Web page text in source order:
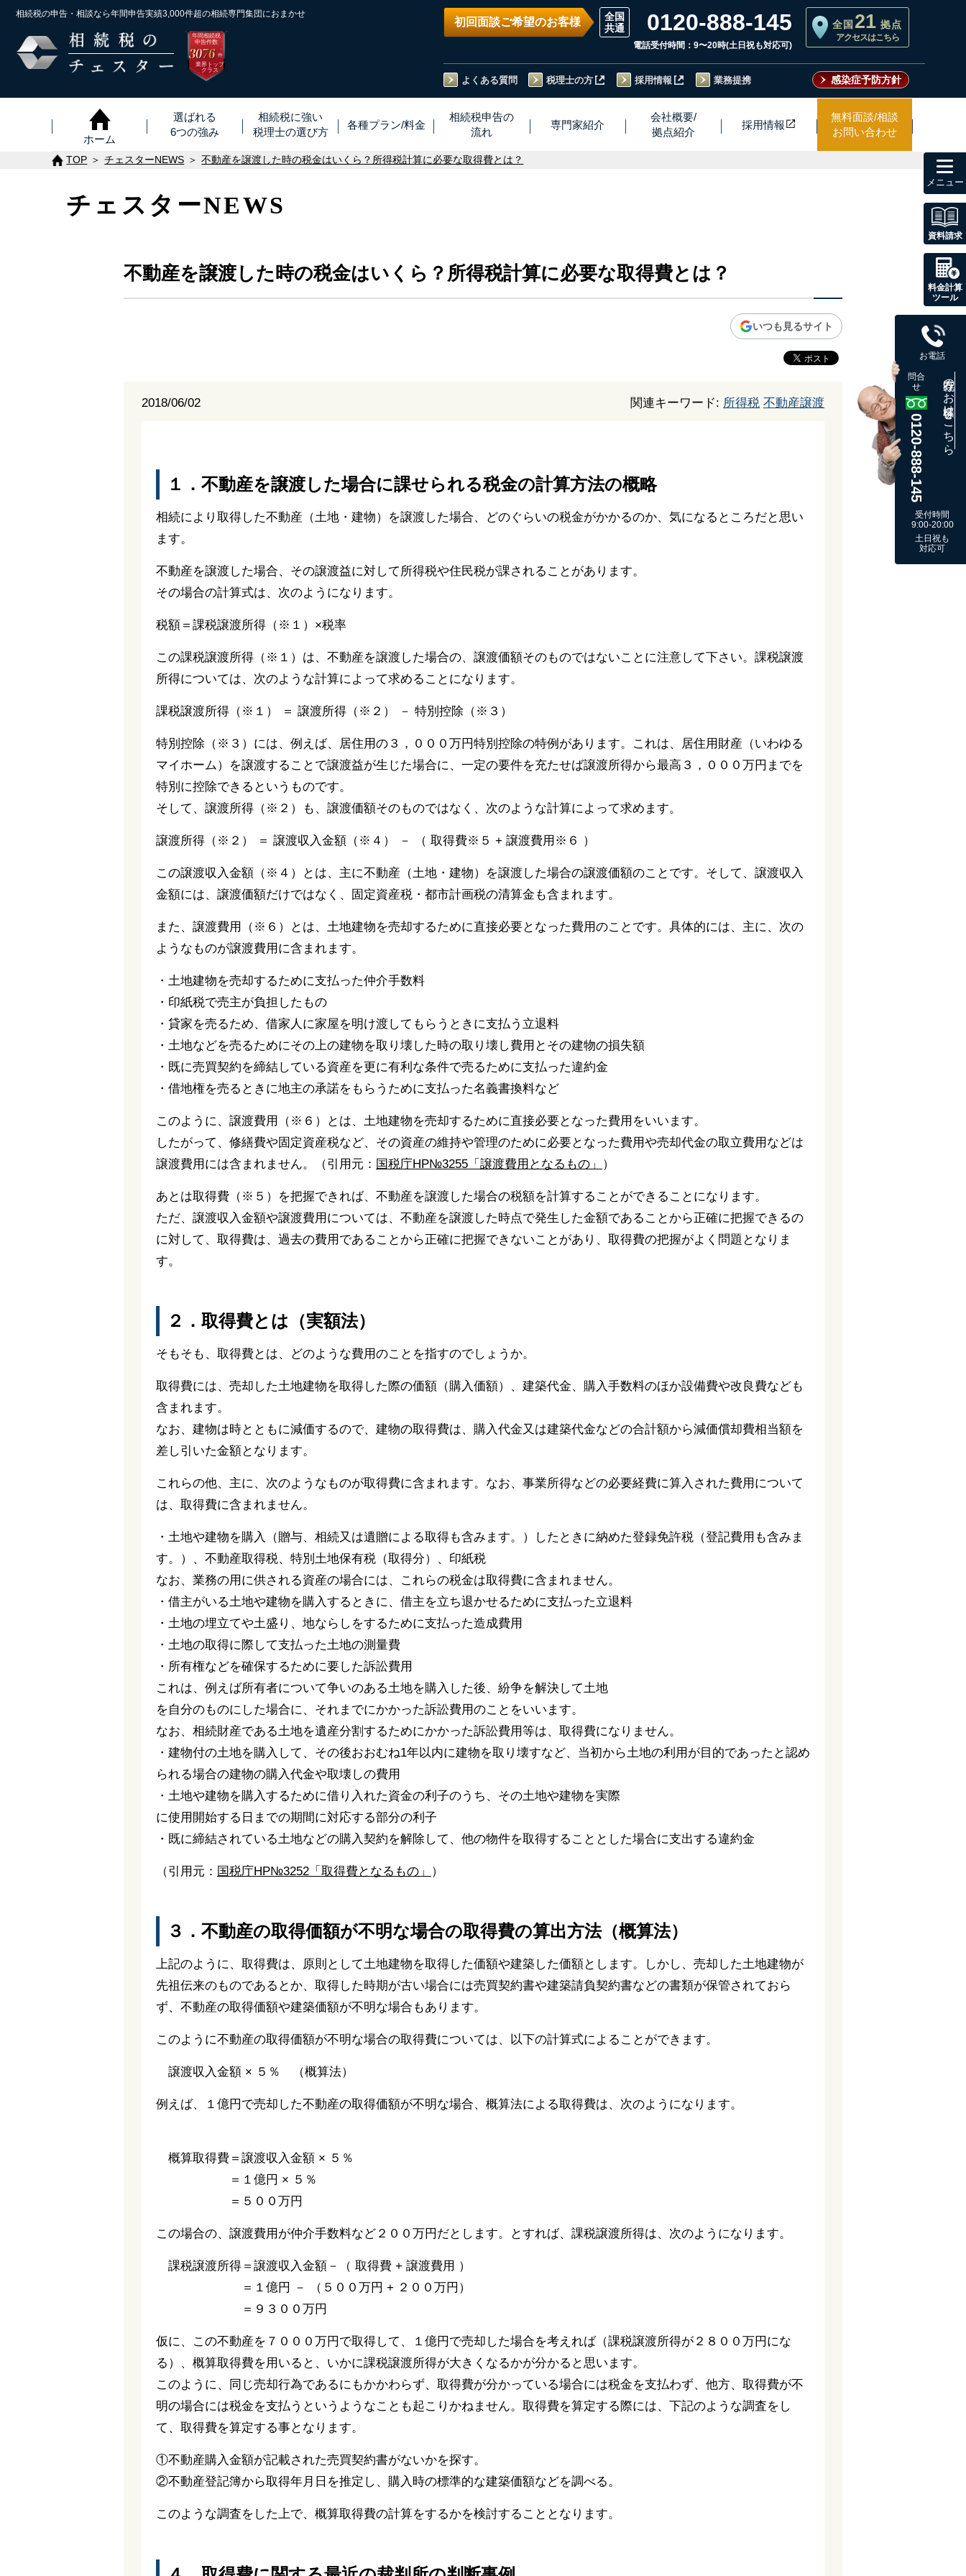
相続税の申告・相談なら年間申告実績3,000件超の相続専門集団におまかせ
年間相続税
申告件数
3076 ※
件
業界トップ
クラス
初回面談ご希望のお客様 0120-888-145
電話受付時間：9〜20時(土日祝も対応可)
全国 21 拠点
アクセスはこちら
よくある質問 税理士の方 採用情報 業務提携 感染症予防方針
ホーム
選ばれる
6つの強み
相続税に強い
税理士の選び方
各種プラン/料金
相続税申告の
流れ
専門家紹介
会社概要/
拠点紹介
採用情報
無料面談/相談
お問い合わせ
TOP チェスターNEWS 不動産を譲渡した時の税金はいくら？所得税計算に必要な取得費とは？
チェスターNEWS
不動産を譲渡した時の税金はいくら？所得税計算に必要な取得費とは？
いつも見るサイト
2018/06/02 関連キーワード: 所得税 不動産譲渡
１．不動産を譲渡した場合に課せられる税金の計算方法の概略
相続により取得した不動産（土地・建物）を譲渡した場合、どのぐらいの税金がかかるのか、気になるところだと思い
ます。
不動産を譲渡した場合、その譲渡益に対して所得税や住民税が課されることがあります。
その場合の計算式は、次のようになります。
税額＝課税譲渡所得（※１）×税率
この課税譲渡所得（※１）は、不動産を譲渡した場合の、譲渡価額そのものではないことに注意して下さい。課税譲渡
所得については、次のような計算によって求めることになります。
課税譲渡所得（※１） ＝ 譲渡所得（※２） － 特別控除（※３）
特別控除（※３）には、例えば、居住用の３，０００万円特別控除の特例があります。これは、居住用財産（いわゆる
マイホーム）を譲渡することで譲渡益が生じた場合に、一定の要件を充たせば譲渡所得から最高３，０００万円までを
特別に控除できるというものです。
そして、譲渡所得（※２）も、譲渡価額そのものではなく、次のような計算によって求めます。
譲渡所得（※２） ＝ 譲渡収入金額（※４） － （ 取得費※５ + 譲渡費用※６ ）
この譲渡収入金額（※４）とは、主に不動産（土地・建物）を譲渡した場合の譲渡価額のことです。そして、譲渡収入
金額には、譲渡価額だけではなく、固定資産税・都市計画税の清算金も含まれます。
また、譲渡費用（※６）とは、土地建物を売却するために直接必要となった費用のことです。具体的には、主に、次の
ようなものが譲渡費用に含まれます。
・土地建物を売却するために支払った仲介手数料
・印紙税で売主が負担したもの
・貸家を売るため、借家人に家屋を明け渡してもらうときに支払う立退料
・土地などを売るためにその上の建物を取り壊した時の取り壊し費用とその建物の損失額
・既に売買契約を締結している資産を更に有利な条件で売るために支払った違約金
・借地権を売るときに地主の承諾をもらうために支払った名義書換料など
このように、譲渡費用（※６）とは、土地建物を売却するために直接必要となった費用をいいます。
したがって、修繕費や固定資産税など、その資産の維持や管理のために必要となった費用や売却代金の取立費用などは
譲渡費用には含まれません。（引用元： 国税庁HP№3255「譲渡費用となるもの」 ）
あとは取得費（※５）を把握できれば、不動産を譲渡した場合の税額を計算することができることになります。
ただ、譲渡収入金額や譲渡費用については、不動産を譲渡した時点で発生した金額であることから正確に把握できるの
に対して、取得費は、過去の費用であることから正確に把握できないことがあり、取得費の把握がよく問題となりま
す。
２．取得費とは（実額法）
そもそも、取得費とは、どのような費用のことを指すのでしょうか。
取得費には、売却した土地建物を取得した際の価額（購入価額）、建築代金、購入手数料のほか設備費や改良費なども
含まれます。
なお、建物は時とともに減価するので、建物の取得費は、購入代金又は建築代金などの合計額から減価償却費相当額を
差し引いた金額となります。
これらの他、主に、次のようなものが取得費に含まれます。なお、事業所得などの必要経費に算入された費用について
は、取得費に含まれません。
・土地や建物を購入（贈与、相続又は遺贈による取得も含みます。）したときに納めた登録免許税（登記費用も含みま
す。）、不動産取得税、特別土地保有税（取得分）、印紙税
なお、業務の用に供される資産の場合には、これらの税金は取得費に含まれません。
・借主がいる土地や建物を購入するときに、借主を立ち退かせるために支払った立退料
・土地の埋立てや土盛り、地ならしをするために支払った造成費用
・土地の取得に際して支払った土地の測量費
・所有権などを確保するために要した訴訟費用
これは、例えば所有者について争いのある土地を購入した後、紛争を解決して土地
を自分のものにした場合に、それまでにかかった訴訟費用のことをいいます。
なお、相続財産である土地を遺産分割するためにかかった訴訟費用等は、取得費になりません。
・建物付の土地を購入して、その後おおむね1年以内に建物を取り壊すなど、当初から土地の利用が目的であったと認め
られる場合の建物の購入代金や取壊しの費用
・土地や建物を購入するために借り入れた資金の利子のうち、その土地や建物を実際
に使用開始する日までの期間に対応する部分の利子
・既に締結されている土地などの購入契約を解除して、他の物件を取得することとした場合に支出する違約金
（引用元： 国税庁HP№3252「取得費となるもの」 ）
３．不動産の取得価額が不明な場合の取得費の算出方法（概算法）
上記のように、取得費は、原則として土地建物を取得した価額や建築した価額とします。しかし、売却した土地建物が
先祖伝来のものであるとか、取得した時期が古い場合には売買契約書や建築請負契約書などの書類が保管されておら
ず、不動産の取得価額や建築価額が不明な場合もあります。
このように不動産の取得価額が不明な場合の取得費については、以下の計算式によることができます。
譲渡収入金額 × ５％ （概算法）
例えば、１億円で売却した不動産の取得価額が不明な場合、概算法による取得費は、次のようになります。
概算取得費＝譲渡収入金額 × ５％
＝１億円 × ５％
＝５００万円
この場合の、譲渡費用が仲介手数料など２００万円だとします。とすれば、課税譲渡所得は、次のようになります。
課税譲渡所得＝譲渡収入金額－（ 取得費 + 譲渡費用 ）
＝１億円 － （５００万円 + ２００万円）
＝９３００万円
仮に、この不動産を７０００万円で取得して、１億円で売却した場合を考えれば（課税譲渡所得が２８００万円にな
る）、概算取得費を用いると、いかに課税譲渡所得が大きくなるかが分かると思います。
このように、同じ売却行為であるにもかかわらず、取得費が分かっている場合には税金を支払わず、他方、取得費が不
明の場合には税金を支払うというようなことも起こりかねません。取得費を算定する際には、下記のような調査をし
て、取得費を算定する事となります。
①不動産購入金額が記載された売買契約書がないかを探す。
②不動産登記簿から取得年月日を推定し、購入時の標準的な建築価額などを調べる。
このような調査をした上で、概算取得費の計算をするかを検討することとなります。
資料請求
料金計算
ツール
お電話
問合
せ
0120-888-145
既存のお客様はこちら
受付時間
9:00-20:00
土日祝も
対応可